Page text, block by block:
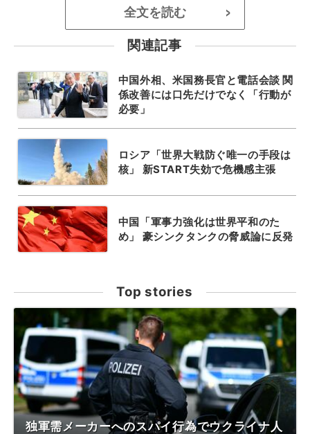
全文を読む >
関連記事
中国外相、米国務長官と電話会談 関
係改善には口先だけでなく「行動が
必要」
ロシア「世界大戦防ぐ唯一の手段は
核」 新START失効で危機感主張
中国「軍事力強化は世界平和のた
め」 豪シンクタンクの脅威論に反発
Top stories
独軍需メーカーへのスパイ行為でウクライナ人